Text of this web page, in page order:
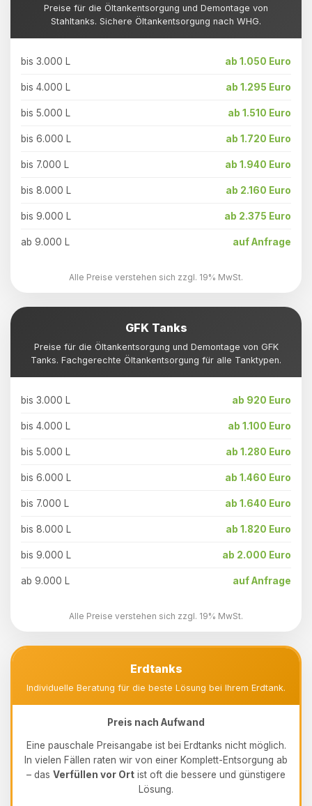
Preise für die Öltankentsorgung und Demontage von
Stahltanks. Sichere Öltankentsorgung nach WHG.
bis 3.000 L ab 1.050 Euro
bis 4.000 L ab 1.295 Euro
bis 5.000 L ab 1.510 Euro
bis 6.000 L ab 1.720 Euro
bis 7.000 L ab 1.940 Euro
bis 8.000 L ab 2.160 Euro
bis 9.000 L ab 2.375 Euro
ab 9.000 L auf Anfrage
Alle Preise verstehen sich zzgl. 19% MwSt.
GFK Tanks
Preise für die Öltankentsorgung und Demontage von GFK
Tanks. Fachgerechte Öltankentsorgung für alle Tanktypen.
bis 3.000 L ab 920 Euro
bis 4.000 L ab 1.100 Euro
bis 5.000 L ab 1.280 Euro
bis 6.000 L ab 1.460 Euro
bis 7.000 L ab 1.640 Euro
bis 8.000 L ab 1.820 Euro
bis 9.000 L ab 2.000 Euro
ab 9.000 L auf Anfrage
Alle Preise verstehen sich zzgl. 19% MwSt.
Erdtanks
Individuelle Beratung für die beste Lösung bei Ihrem Erdtank.
Preis nach Aufwand
Eine pauschale Preisangabe ist bei Erdtanks nicht möglich.
In vielen Fällen raten wir von einer Komplett-Entsorgung ab
– das Verfüllen vor Ort ist oft die bessere und günstigere
Lösung.